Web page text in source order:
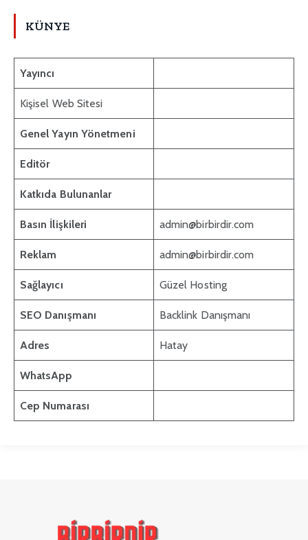
KÜNYE
Yayıncı
Kişisel Web Sitesi
Genel Yayın Yönetmeni
Editör
Katkıda Bulunanlar
Basın İlişkileri admin@birbirdir.com
Reklam admin@birbirdir.com
Sağlayıcı Güzel Hosting
SEO Danışmanı Backlink Danışmanı
Adres Hatay
WhatsApp
Cep Numarası